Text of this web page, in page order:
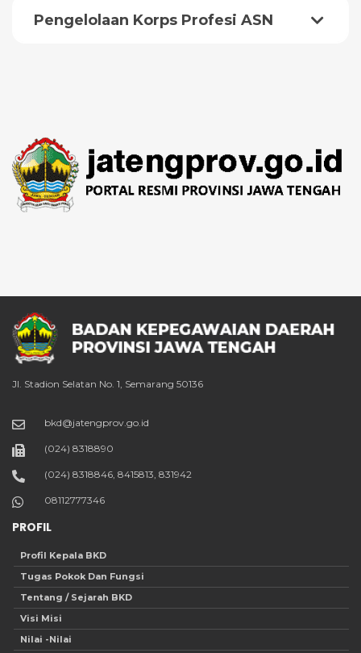
Pengelolaan Korps Profesi ASN
Jl. Stadion Selatan No. 1, Semarang 50136
bkd@jatengprov.go.id
(024) 8318890
(024) 8318846, 8415813, 831942
08112777346
PROFIL
Profil Kepala BKD
Tugas Pokok Dan Fungsi
Tentang / Sejarah BKD
Visi Misi
Nilai -Nilai